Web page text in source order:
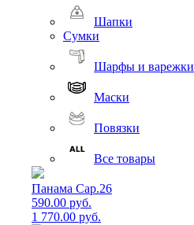
Шапки
Сумки
Шарфы и варежки
Маски
Повязки
Все товары
Панама Cap.26
590.00 руб.
1 770.00 руб.